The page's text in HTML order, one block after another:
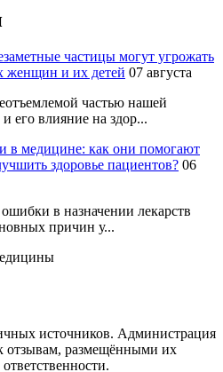
частицы могут угрожать
женщин и их детей 07 августа
частью нашей
его влияние на здор...
в медицине: как они помогают
здоровье пациентов? 06
в назначении лекарств
причин у...
источников. Администрация
отзывам, размещёнными их